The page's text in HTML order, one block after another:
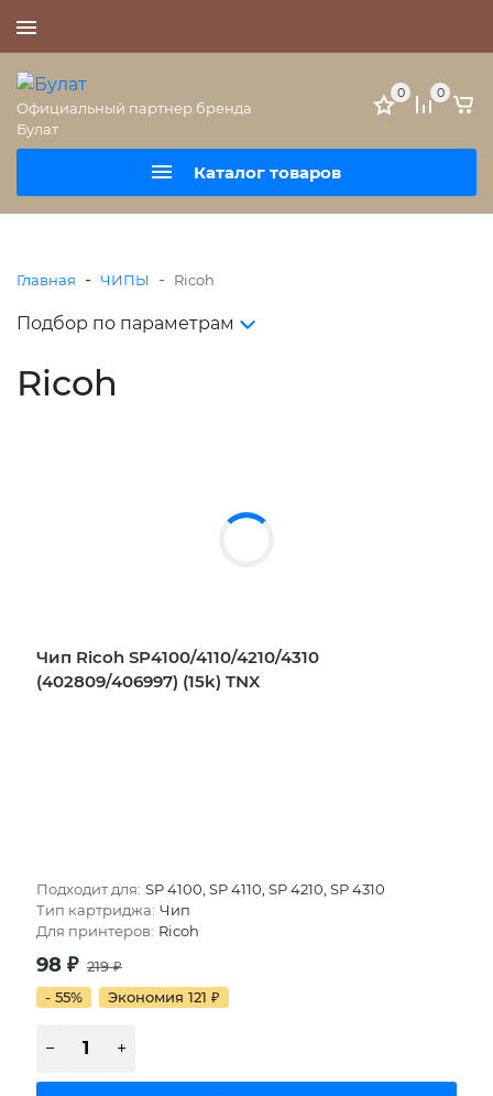
Официальный партнер бренда
Булат
Каталог товаров
0 0
Главная - ЧИПЫ - Ricoh
Подбор по параметрам
Ricoh
Чип Ricoh SP4100/4110/4210/4310
(402809/406997) (15k) TNX
Подходит для: SP 4100, SP 4110, SP 4210, SP 4310
Тип картриджа: Чип
Для принтеров: Ricoh
98 ₽ 219₽
- 55%
Экономия 121 ₽